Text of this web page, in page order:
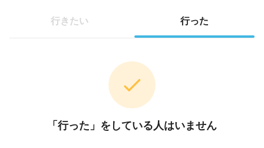
行きたい 行った
「行った」をしている人はいません